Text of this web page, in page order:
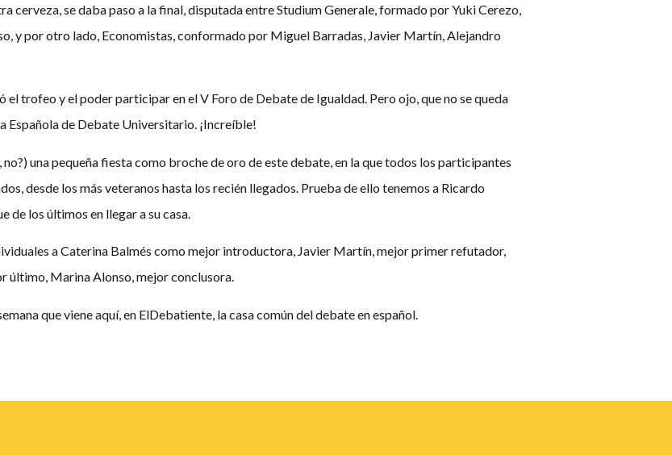
cerveza, se daba paso a la final, disputada entre Studium Generale, formado por Yuki Cerezo,
y por otro lado, Economistas, conformado por Miguel Barradas, Javier Martín, Alejandro
el trofeo y el poder participar en el V Foro de Debate de Igualdad. Pero ojo, que no se queda
Española de Debate Universitario. ¡Increíble!
una pequeña fiesta como broche de oro de este debate, en la que todos los participantes
desde los más veteranos hasta los recién llegados. Prueba de ello tenemos a Ricardo
de los últimos en llegar a su casa.
a Caterina Balmés como mejor introductora, Javier Martín, mejor primer refutador,
último, Marina Alonso, mejor conclusora.
que viene aquí, en ElDebatiente, la casa común del debate en español.